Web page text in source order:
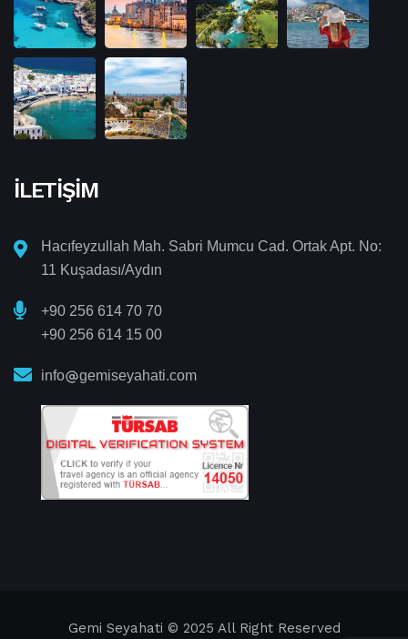
İLETIŞIM
Hacıfeyzullah Mah. Sabri Mumcu Cad. Ortak Apt. No:
11 Kuşadası/Aydın
+90 256 614 70 70
+90 256 614 15 00
info gemiseyahati.com
Gemi Seyahati © 2025 All Right Reserved